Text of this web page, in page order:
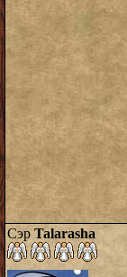
Сэр Talarasha